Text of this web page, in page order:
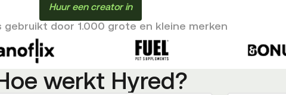
Huur een creator in
gebruikt door 1.000 grote en kleine merken
werkt Hyred?